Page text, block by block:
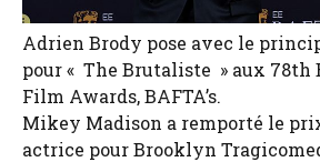
Adrien Brody pose avec le
pour « The Brutaliste » aux
Film Awards, BAFTA’s.
Mikey Madison a remporté le
actrice pour Brooklyn